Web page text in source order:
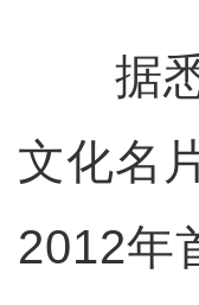
据悉
文化名
2012年